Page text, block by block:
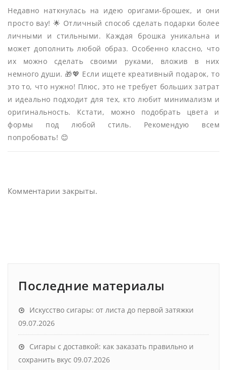
Недавно наткнулась на идею оригами-брошек, и они
просто вау! 🌟 Отличный способ сделать подарки более
личными и стильными. Каждая брошка уникальна и
может дополнить любой образ. Особенно классно, что
их можно сделать своими руками, вложив в них
немного души. 🎁💖 Если ищете креативный подарок, то
это то, что нужно! Плюс, это не требует больших затрат
и идеально подходит для тех, кто любит минимализм и
оригинальность. Кстати, можно подобрать цвета и
формы под любой стиль. Рекомендую всем
попробовать! 😊
Комментарии закрыты.
Последние материалы
Искусство сигары: от листа до первой затяжки
09.07.2026
Сигары с доставкой: как заказать правильно и
сохранить вкус 09.07.2026